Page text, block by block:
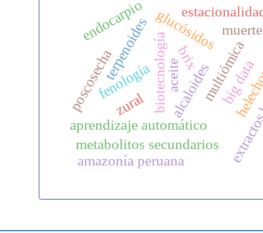
aprendizaje automático
big data
multiómica
alcaloides
biotecnología
glucósidos
terpenoides
metabolitos secundarios
fenología
zural
amazonía peruana
aceite
brix
endocarpio
poscosecha